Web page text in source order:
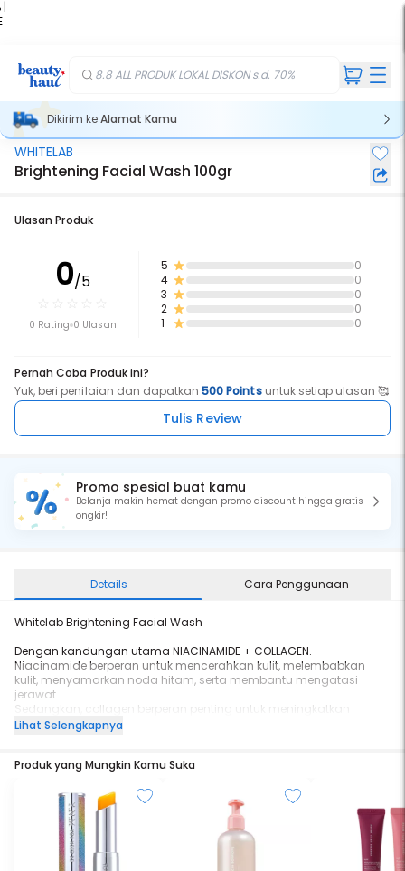
|
8.8 ALL PRODUK LOKAL DISKON s.d. 70%
Dikirim keAlamat Kamu
WHITELAB
Brightening Facial Wash 100gr
Ulasan Produk
0/5
0 Rating 0 Ulasan
5
0
4
0
3
0
2
0
1
0
Pernah Coba Produk ini?
Yuk, beri penilaian dan dapatkan500 Pointsuntuk setiap ulasan 🥰
Tulis Review
Promo spesial buat kamu
Belanja makin hemat dengan promo discount hingga gratis
ongkir!
Details Cara Penggunaan
Whitelab Brightening Facial Wash
Dengan kandungan utama NIACINAMIDE + COLLAGEN.
Niacinamide berperan untuk mencerahkan kulit, melembabkan
kulit, menyamarkan noda hitam, serta membantu mengatasi
jerawat.
Sedangkan, collagen berperan penting untuk meningkatkan
elastisitas kulit dan mencegah tanda penuaan kulitmu.
- Mencerahkan wajah
- Mengangkat minyak berlebih
- Kulit halus, segar, tidak kusam
Lihat Selengkapnya
Produk yang Mungkin Kamu Suka